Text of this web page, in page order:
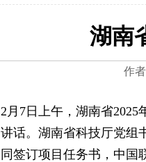
湖南
作
2月7日上午，湖南省
讲话。湖南省科技厅党组
同签订项目任务书，中国